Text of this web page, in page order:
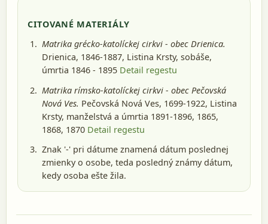
CITOVANÉ MATERIÁLY
Matrika grécko-katolíckej cirkvi - obec Drienica.
Drienica, 1846-1887, Listina Krsty, sobáše,
úmrtia 1846 - 1895 Detail regestu
Matrika rímsko-katolíckej cirkvi - obec Pečovská
Nová Ves. Pečovská Nová Ves, 1699-1922, Listina
Krsty, manželstvá a úmrtia 1891-1896, 1865,
1868, 1870 Detail regestu
Znak '-' pri dátume znamená dátum poslednej
zmienky o osobe, teda posledný známy dátum,
kedy osoba ešte žila.